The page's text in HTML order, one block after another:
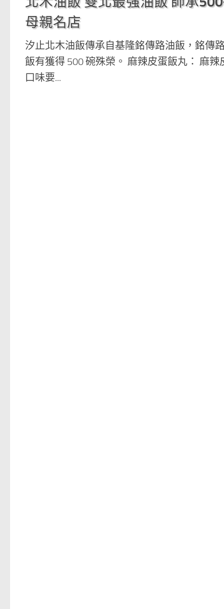
母親名店
汐止北木油飯傳承自基隆銘傳路油飯，銘傳
飯有獲得 500 碗殊榮。 麻辣皮蛋飯丸： 麻辣
口味要...